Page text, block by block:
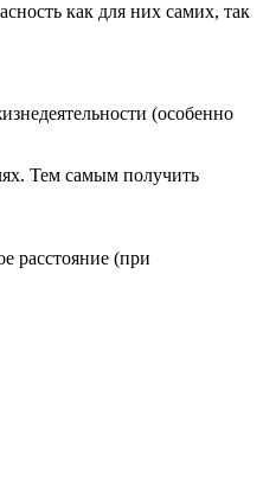
как для них самих, так
(особенно
Тем самым получить
расстояние (при